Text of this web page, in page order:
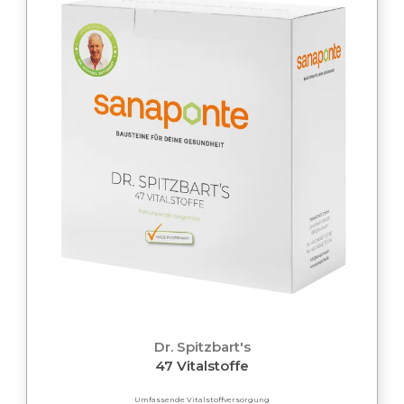
Dr. Spitzbart's
47 Vitalstoffe
Umfassende Vitalstoffversorgung